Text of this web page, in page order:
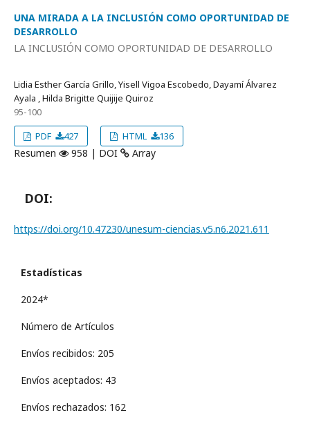
UNA MIRADA A LA INCLUSIÓN COMO OPORTUNIDAD DE
DESARROLLO
LA INCLUSIÓN COMO OPORTUNIDAD DE DESARROLLO
Lidia Esther García Grillo, Yisell Vigoa Escobedo, Dayamí Álvarez
Ayala , Hilda Brigitte Quijije Quiroz
95-100
PDF
427 HTML 136
Resumen 958 | DOI Array
DOI:
https://doi.org/10.47230/unesum-ciencias.v5.n6.2021.611
Estadísticas
2024*
Número de Artículos
Envíos recibidos: 205
Envíos aceptados: 43
Envíos rechazados: 162